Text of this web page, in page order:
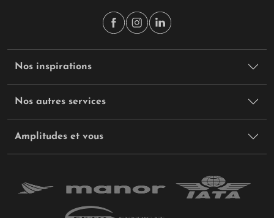
Nos inspirations
Nos autres services
Amplitudes et vous